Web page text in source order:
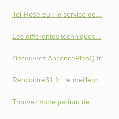
Tel-Rose.eu : le service de...
Les différentes techniques...
Découvrez AnnoncePlanQ.fr,...
Rencontre31.fr : le meilleur...
Trouvez votre parfum de...